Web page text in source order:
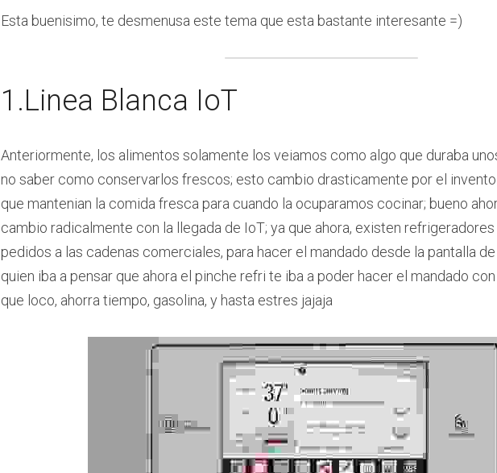
Esta buenisimo, te desmenusa este tema que esta bastante interesante =)
1.Linea Blanca IoT
Anteriormente, los alimentos solamente los veiamos como algo que duraba
no saber como conservarlos frescos; esto cambio drasticamente por el
que mantenian la comida fresca para cuando la ocuparamos cocinar; bueno
cambio radicalmente con la llegada de IoT; ya que ahora, existen
pedidos a las cadenas comerciales, para hacer el mandado desde la pantalla
quien iba a pensar que ahora el pinche refri te iba a poder hacer el mandado
que loco, ahorra tiempo, gasolina, y hasta estres jajaja